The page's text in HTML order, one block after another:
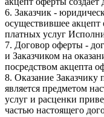
6. Заказчик -
осуществившее
платных услуг
7. Договор оферты -
и Заказчиком на
посредством акцепта
8. Оказание Заказчику
является предметом
услуг и расценки
частью настоящего